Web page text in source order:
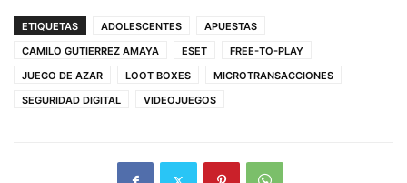
ETIQUETAS ADOLESCENTES
APUESTAS
CAMILO GUTIERREZ AMAYA
ESET
FREE-TO-PLAY
JUEGO DE AZAR
LOOT BOXES
MICROTRANSACCIONES
SEGURIDAD DIGITAL
VIDEOJUEGOS